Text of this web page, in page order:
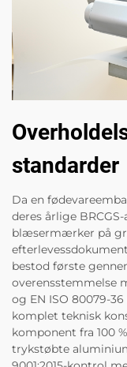
standarder
Da en
deres årlige
blæsermærker på
bestod første
overensstemmelse
og EN ISO 80079-
komplet teknisk
komponent fra 100
trykstøbte